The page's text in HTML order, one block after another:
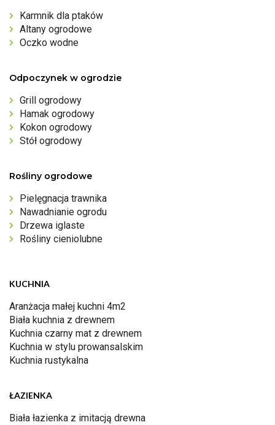
Karmnik dla ptaków
Altany ogrodowe
Oczko wodne
Odpoczynek w ogrodzie
Grill ogrodowy
Hamak ogrodowy
Kokon ogrodowy
Stół ogrodowy
Rośliny ogrodowe
Pielęgnacja trawnika
Nawadnianie ogrodu
Drzewa iglaste
Rośliny cieniolubne
KUCHNIA
Aranżacja małej kuchni 4m2
Biała kuchnia z drewnem
Kuchnia czarny mat z drewnem
Kuchnia w stylu prowansalskim
Kuchnia rustykalna
ŁAZIENKA
Biała łazienka z imitacją drewna